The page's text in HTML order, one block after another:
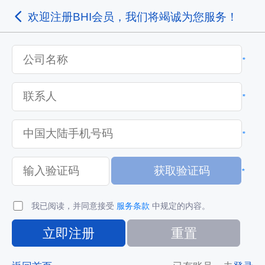
欢迎注册BHI会员，我们将竭诚为您服务！
*
*
*
*
我已阅读，并同意接受 服务条款 中规定的内容。
立即注册 重置